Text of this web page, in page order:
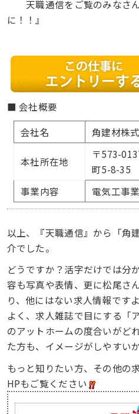
天職通信をご覧のみなさん
に！！』
■ 会社概要
会社名
角建材株
本社所在地
〒573-
町5-8-35
事業内容
電気工事業
以上、『天職通信』から「角
介でした。
どうですか？活字だけでは分
容も写真や表情、更に松尾さ
り、他にはない求人情報です
よく、求人雑誌で目にする「
のアットホームの度合いがど
た方も、イメージがしやすい
もっと知りたい方、その他の
HPもご覧ください